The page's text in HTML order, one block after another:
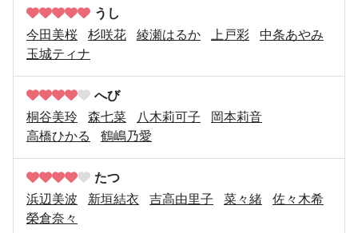
うし
今田美桜
杉咲花 綾瀬はるか 上戸彩
中条あやみ
玉城ティナ
へび
桐谷美玲
森七菜 八木莉可子
岡本莉音
高橋ひかる
鶴嶋乃愛
たつ
浜辺美波
新垣結衣 吉高由里子 菜々緒
佐々木希
榮倉奈々